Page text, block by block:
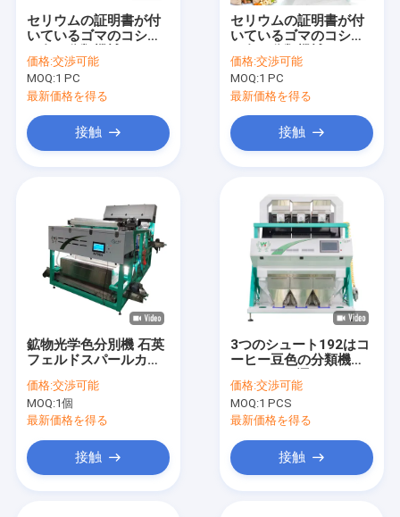
セリウムの証明書が付
いているゴマのコショ
価格:交渉可能
MOQ:1 PC
最新価格を得る
接触
セリウムの証明書が付
いているゴマのコショ
価格:交渉可能
MOQ:1 PC
最新価格を得る
接触
鉱物光学色分別機 石英
フェルドスパールカオ
価格:交渉可能
MOQ:1個
最新価格を得る
接触
3つのシュート192はコ
ーヒー豆色の分類機械
価格:交渉可能
MOQ:1 PCS
最新価格を得る
接触